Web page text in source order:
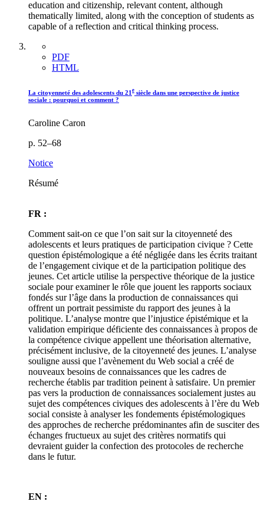
education and citizenship, relevant content, although
thematically limited, along with the conception of students as
capable of a reflection and critical thinking process.
PDF
HTML
La citoyenneté des adolescents du 21 e siècle dans une perspective de justice
sociale : pourquoi et comment ?
Caroline Caron
p. 52–68
Notice
Résumé
FR :
Comment sait-on ce que l’on sait sur la citoyenneté des
adolescents et leurs pratiques de participation civique ? Cette
question épistémologique a été négligée dans les écrits traitant
de l’engagement civique et de la participation politique des
jeunes. Cet article utilise la perspective théorique de la justice
sociale pour examiner le rôle que jouent les rapports sociaux
fondés sur l’âge dans la production de connaissances qui
offrent un portrait pessimiste du rapport des jeunes à la
politique. L’analyse montre que l’injustice épistémique et la
validation empirique déficiente des connaissances à propos de
la compétence civique appellent une théorisation alternative,
précisément inclusive, de la citoyenneté des jeunes. L’analyse
souligne aussi que l’avènement du Web social a créé de
nouveaux besoins de connaissances que les cadres de
recherche établis par tradition peinent à satisfaire. Un premier
pas vers la production de connaissances socialement justes au
sujet des compétences civiques des adolescents à l’ère du Web
social consiste à analyser les fondements épistémologiques
des approches de recherche prédominantes afin de susciter des
échanges fructueux au sujet des critères normatifs qui
devraient guider la confection des protocoles de recherche
dans le futur.
EN :